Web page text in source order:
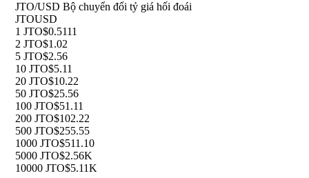
JTO/USD Bộ chuyển đổi tỷ giá hối đoái
JTOUSD
1 JTO$0.5111
2 JTO$1.02
5 JTO$2.56
10 JTO$5.11
20 JTO$10.22
50 JTO$25.56
100 JTO$51.11
200 JTO$102.22
500 JTO$255.55
1000 JTO$511.10
5000 JTO$2.56K
10000 JTO$5.11K